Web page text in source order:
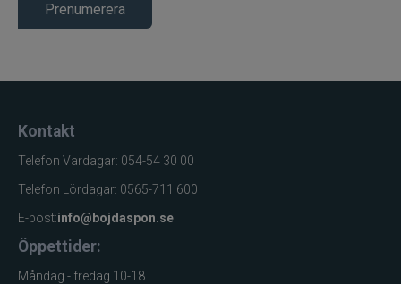
Prenumerera
Kontakt
Telefon Vardagar: 054-54 30 00
Telefon Lördagar: 0565-711 600
E-post:info@bojdaspon.se
Öppettider:
Måndag - fredag 10-18